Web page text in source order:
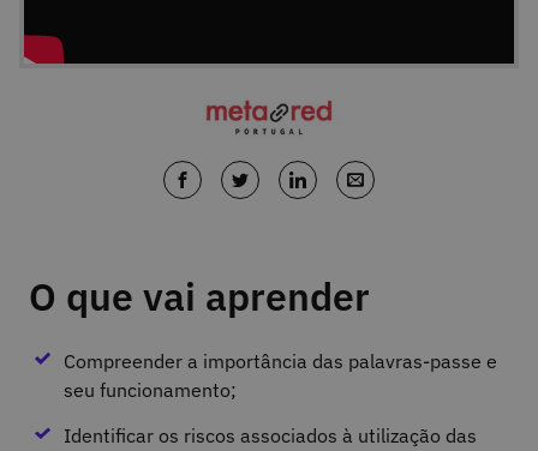
O que vai aprender
Compreender a importância das palavras-passe e
seu funcionamento;
Identificar os riscos associados à utilização das